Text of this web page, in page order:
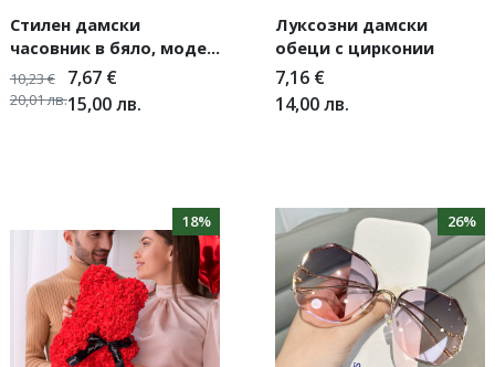
Стилен дамски
часовник в бяло, модел
2024 г. 7,67 €
15,00лв.
10,23€
20,01лв.
Луксозни дамски
обеци с цирконии
7,16 €
14,00лв.
18% 26%